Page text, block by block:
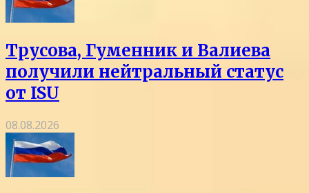
Трусова, Гуменник и Валиева
получили нейтральный статус
от ISU
08.08.2026